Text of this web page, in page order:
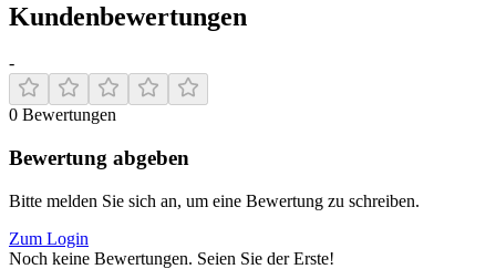
Kundenbewertungen
-
0 Bewertungen
Bewertung abgeben
Bitte melden Sie sich an, um eine Bewertung zu schreiben.
Zum Login
Noch keine Bewertungen. Seien Sie der Erste!